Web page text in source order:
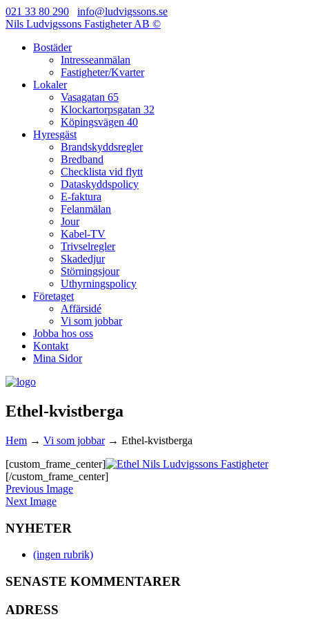
021 33 80 290
info@ludvigssons.se
Nils Ludvigssons Fastigheter AB ©
Bostäder
Intresseanmälan
Fastigheter/Kvarter
Lokaler
Vasagatan 65
Klockartorpsgatan 32
Köpingsvägen 40
Hyresgäst
Brandskyddsregler
Bredband
Checklista vid flytt
Dataskyddspolicy
E-faktura
Felanmälan
Jour
Kabel-TV
Trivselregler
Skadedjur
Störningsjour
Uthyrningspolicy
Företaget
Affärsidé
Vi som jobbar
Jobba hos oss
Kontakt
Mina Sidor
Ethel-kvistberga
Hem → Vi som jobbar→ Ethel-kvistberga
[custom_frame_center]
[/custom_frame_center]
Previous Image
Next Image
NYHETER
(ingen rubrik)
SENASTE KOMMENTARER
ADRESS